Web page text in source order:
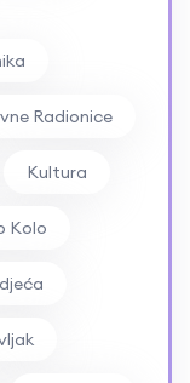
Radionice
Kultura
Kolo